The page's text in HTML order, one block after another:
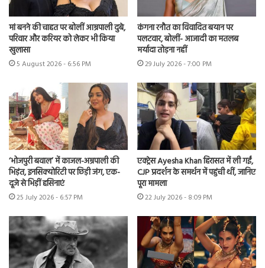
मां बनने की चाहत पर बोलीं आम्रपाली दुबे,
परिवार और करियर को लेकर भी किया
खुलासा
5 August 2026 - 6:56 PM
कंगना रनौत का विवादित बयान पर
पलटवार, बोलीं- आजादी का मतलब
मर्यादा तोड़ना नहीं
29 July 2026 - 7:00 PM
‘भोजपुरी बवाल’ में काजल-अम्रपाली की
भिड़ंत, इनसिक्योरिटी पर छिड़ी जंग, एक-
दूजे से भिड़ीं हसिनाएं
25 July 2026 - 6:57 PM
एक्ट्रेस Ayesha Khan हिरासत में ली गईं,
CJP प्रदर्शन के समर्थन में पहुंची थीं, जानिए
पूरा मामला
22 July 2026 - 8:09 PM